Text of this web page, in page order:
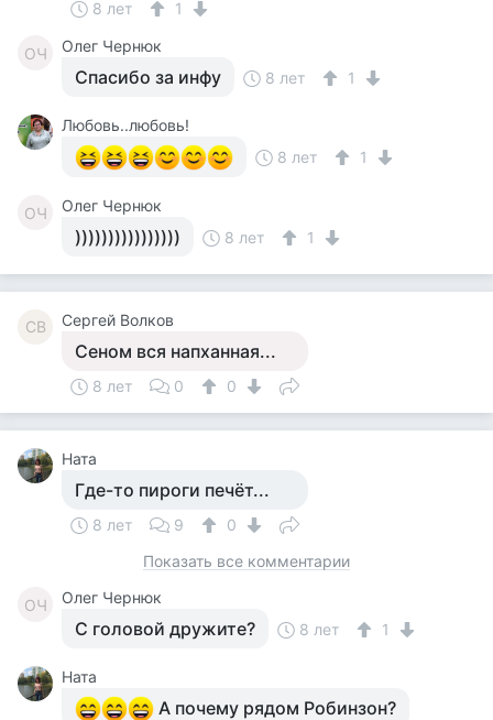
8 лет 1
ОЧ Олег Чернюк
Спасибо за инфу 8 лет 1
Любовь..любовь!
8 лет
1
ОЧ Олег Чернюк
)))))))))))))))) 8 лет 1
СВ Сергей Волков
Сеном вся напханная...
8 лет 0 0
Ната
Где-то пироги печёт...
8 лет 9
0
Показать все комментарии
ОЧ Олег Чернюк
С головой дружите? 8 лет 1
Ната
А почему рядом Робинзон?